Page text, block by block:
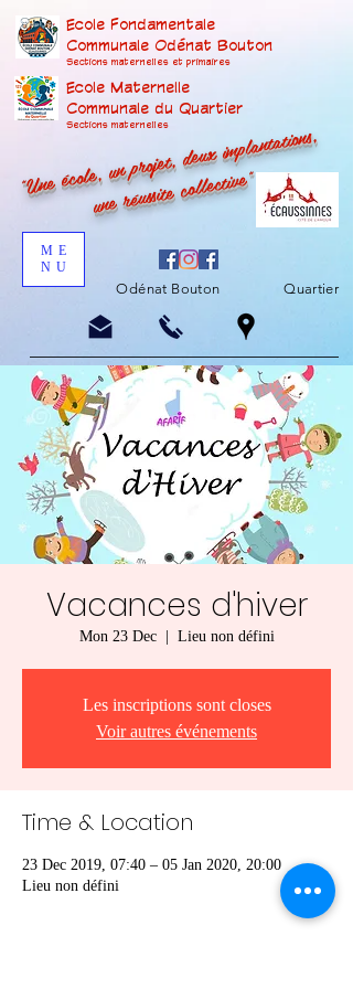
Ecole Fondamentale
Communale Odénat Bouton
Sections maternelles et primaires
Ecole Maternelle
Communale du Quartier
Sections maternelles
"Une école, un projet, deux implantations,
une réussite collective"
ME
NU
Odénat Bouton Quartier
Vacances d'hiver
Mon 23 Dec
  |
Lieu non défini
Les inscriptions sont closes
Voir autres événements
Time & Location
23 Dec 2019, 07:40 – 05 Jan 2020, 20:00
Lieu non défini